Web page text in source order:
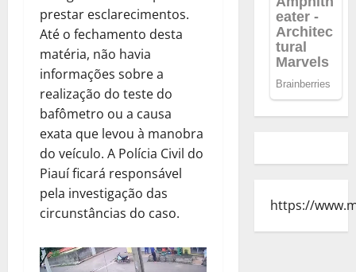
prestar esclarecimentos.
Até o fechamento desta
matéria, não havia
informações sobre a
realização do teste do
bafômetro ou a causa
exata que levou à manobra
do veículo. A Polícia Civil do
Piauí ficará responsável
pela investigação das
circunstâncias do caso.
https://